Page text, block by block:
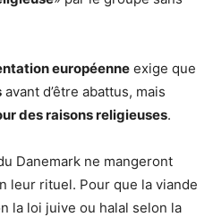
européenne exige que
avant d’être abattus, mais
des raisons religieuses.
Danemark ne mangeront
leur rituel. Pour que la viande
la loi juive ou halal selon la